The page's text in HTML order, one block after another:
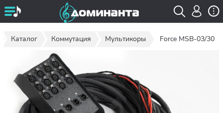
Каталог Коммутация Мультикоры Force MSB-03/30